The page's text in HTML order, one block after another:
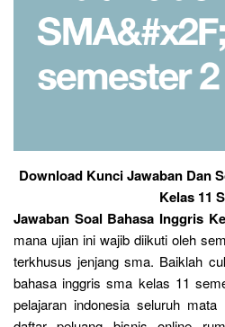
Download Kunci Jawaban Dan
Kelas 11
Jawaban Soal Bahasa Inggris
mana ujian ini wajib diikuti oleh
terkhusus jenjang sma. Baiklah
bahasa inggris sma kelas 11
pelajaran indonesia seluruh